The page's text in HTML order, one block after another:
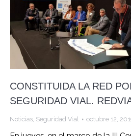
CONSTITUIDA LA RED
SEGURIDAD VIAL.
Noticias, Seguridad Vial octubre 12,